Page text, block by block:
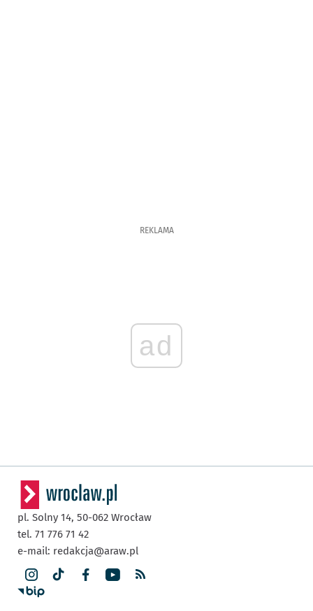
REKLAMA
ad
pl. Solny 14, 50-062 Wrocław
tel. 71 776 71 42
e-mail: redakcja@araw.pl